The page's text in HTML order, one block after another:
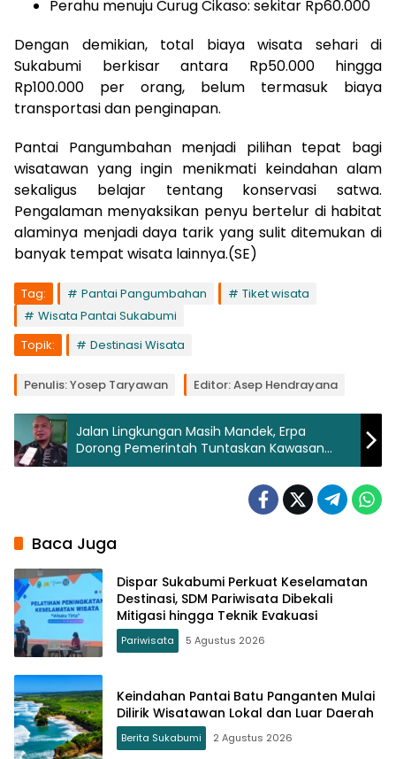
Perahu menuju Curug Cikaso: sekitar Rp60.000
Dengan demikian, total biaya wisata sehari di
Sukabumi berkisar antara Rp50.000 hingga
Rp100.000 per orang, belum termasuk biaya
transportasi dan penginapan.
Pantai Pangumbahan menjadi pilihan tepat bagi
wisatawan yang ingin menikmati keindahan alam
sekaligus belajar tentang konservasi satwa.
Pengalaman menyaksikan penyu bertelur di habitat
alaminya menjadi daya tarik yang sulit ditemukan di
banyak tempat wisata lainnya.(SE)
Tag: Pantai Pangumbahan
Tiket wisata
Wisata Pantai Sukabumi
Topik:
Destinasi Wisata
Penulis: Yosep Taryawan Editor: Asep Hendrayana
Jalan Lingkungan Masih Mandek, Erpa
Dorong Pemerintah Tuntaskan Kawasan
Kumuh
Baca Juga
Dispar Sukabumi Perkuat Keselamatan
Destinasi, SDM Pariwisata Dibekali
Mitigasi hingga Teknik Evakuasi
Pariwisata 5 Agustus 2026
Keindahan Pantai Batu Panganten Mulai
Dilirik Wisatawan Lokal dan Luar Daerah
Berita Sukabumi 2 Agustus 2026